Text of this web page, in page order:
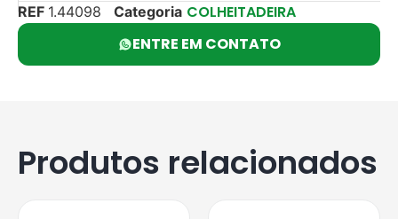
REF 1.44098 Categoria COLHEITADEIRA
ENTRE EM CONTATO
Produtos relacionados